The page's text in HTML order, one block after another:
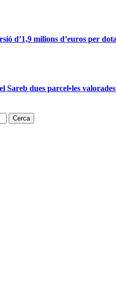
d’1,9 milions d’euros per
Sareb dues parcel•les